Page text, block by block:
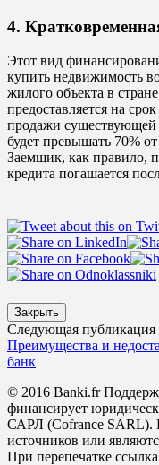
4.
Этот вид
купить недвижимость
жилого объекта в
предоставляется на
продажи
будет превышать 70%
Заемщик, как правило,
кредита погашается
Закрыть
Следующая публикация
Преимущества и
банк
© 2016 Banki.fr
финансирует
САРЛ (Cofrance SARL).
источников или
При перепечатке